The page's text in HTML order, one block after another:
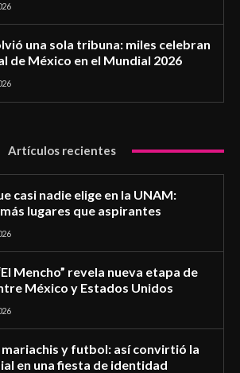
una sola tribuna: miles celebran
de México en el Mundial 2026
Artículos recientes
casi nadie elige en la UNAM:
lugares que aspirantes
Mencho” revela nueva etapa de
México y Estados Unidos
y futbol: así convirtió la
en una fiesta de identidad